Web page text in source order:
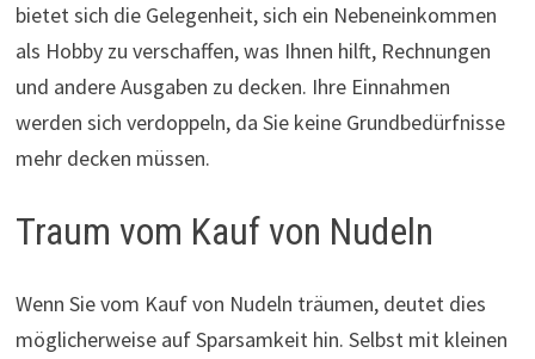
bietet sich die Gelegenheit, sich ein Nebeneinkommen
als Hobby zu verschaffen, was Ihnen hilft, Rechnungen
und andere Ausgaben zu decken. Ihre Einnahmen
werden sich verdoppeln, da Sie keine Grundbedürfnisse
mehr decken müssen.
Traum vom Kauf von Nudeln
Wenn Sie vom Kauf von Nudeln träumen, deutet dies
möglicherweise auf Sparsamkeit hin. Selbst mit kleinen